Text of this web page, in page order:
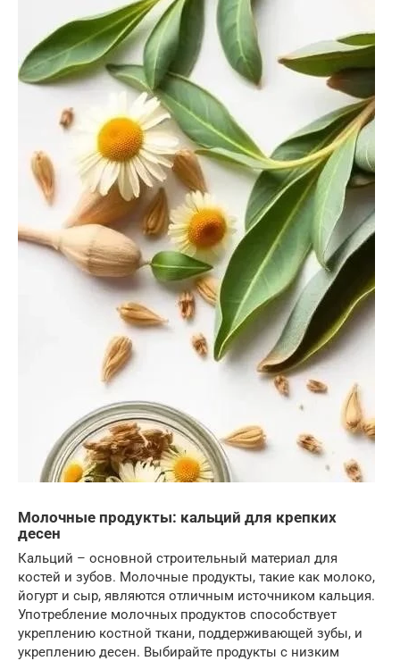
Молочные продукты: кальций для крепких
десен
Кальций – основной строительный материал для
костей и зубов. Молочные продукты, такие как молоко,
йогурт и сыр, являются отличным источником кальция.
Употребление молочных продуктов способствует
укреплению костной ткани, поддерживающей зубы, и
укреплению десен. Выбирайте продукты с низким